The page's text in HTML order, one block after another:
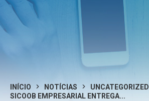
INÍCIO NOTÍCIAS
UNCATEGORIZED
SICOOB EMPRESARIAL ENTREGA...